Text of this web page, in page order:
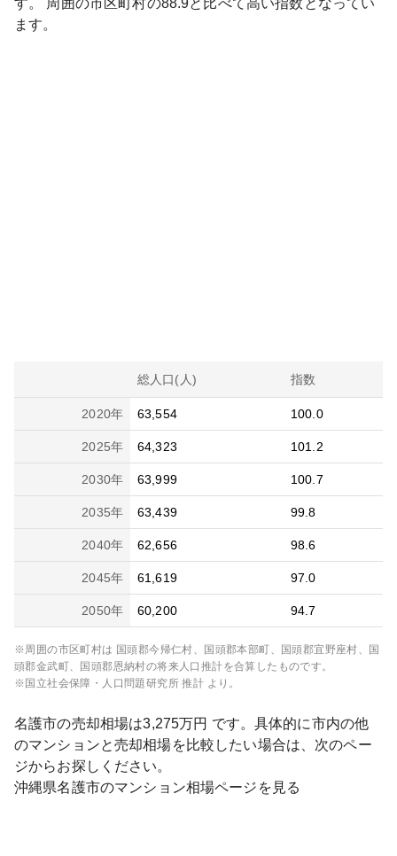
す。 周囲の市区町村の88.9と比べて 高い指数となってい
ます。
総人口(人) 指数
2020年 63,554 100.0
2025年 64,323 101.2
2030年 63,999 100.7
2035年 63,439 99.8
2040年 62,656 98.6
2045年 61,619 97.0
2050年 60,200 94.7
※周囲の市区町村は 国頭郡今帰仁村、国頭郡本部町、国頭郡宜野座村、国
頭郡金武町、国頭郡恩納村の将来人口推計を合算したものです。
※国立社会保障・人口問題研究所 推計 より。
名護市の売却相場は3,275万円 です。具体的に市内の他
のマンションと売却相場を比較したい場合は、次のペー
ジからお探しください。
沖縄県名護市のマンション相場ページを見る